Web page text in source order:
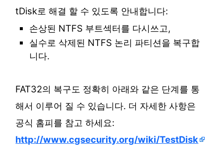
tDisk로 해결 할 수 있도록 안내합니다:
손상된 NTFS 부트섹터를 다시쓰고,
실수로 삭제된 NTFS 논리 파티션을 복구합
니다.
FAT32의 복구도 정확히 아래와 같은 단계를 통
해서 이루어 질 수 있습니다. 더 자세한 사항은
공식 홈피를 참고 하세요:
http://www.cgsecurity.org/wiki/TestDisk